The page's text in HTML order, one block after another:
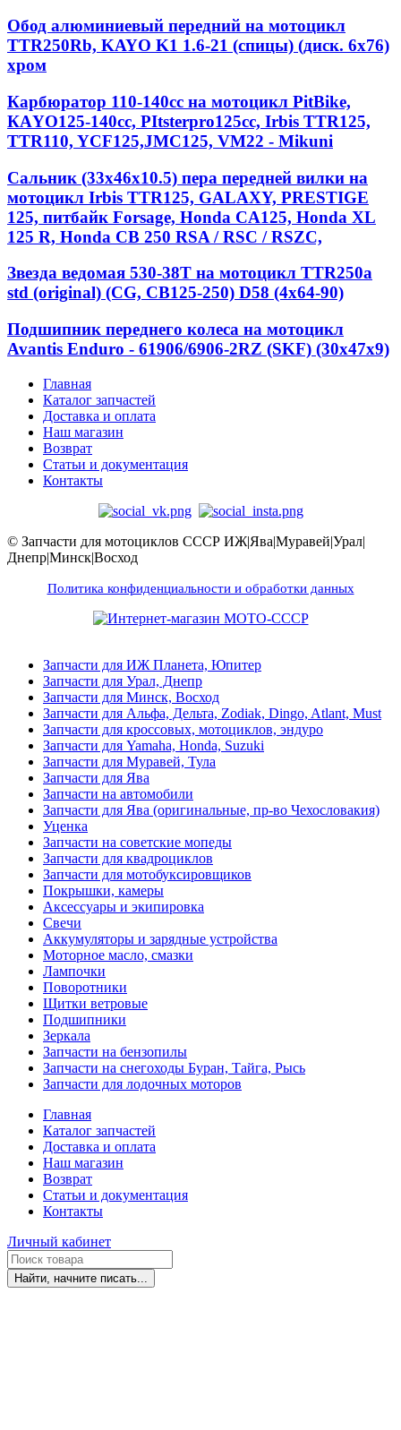
Обод алюминиевый передний на мотоцикл
TTR250Rb, KAYO K1 1.6-21 (спицы) (диск. 6x76)
хром
Карбюратор 110-140cc на мотоцикл PitBike,
КАYО125-140сс, РItstеrрrо125сс, Irbis TTR125,
TTR110, YCF125,JMC125, VM22 - Mikuni
Сальник (33х46х10.5) пера передней вилки на
мотоцикл Irbis TTR125, GALAXY, PRESTIGE
125, питбайк Forsage, Honda CA125, Honda XL
125 R, Honda CB 250 RSA / RSC / RSZC,
Звезда ведомая 530-38T на мотоцикл TTR250a
std (original) (CG, CB125-250) D58 (4x64-90)
Подшипник переднего колеса на мотоцикл
Avantis Enduro - 61906/6906-2RZ (SKF) (30x47x9)
Главная
Каталог запчастей
Доставка и оплата
Наш магазин
Возврат
Статьи и документация
Контакты
© Запчасти для мотоциклов СССР ИЖ|Ява|Муравей|Урал|
Днепр|Минск|Восход
Политика конфиденциальности и обработки данных
Запчасти для ИЖ Планета, Юпитер
Запчасти для Урал, Днепр
Запчасти для Минск, Восход
Запчасти для Альфа, Дельта, Zodiak, Dingo, Atlant, Must
Запчасти для кроссовых, мотоциклов, эндуро
Запчасти для Yamaha, Honda, Suzuki
Запчасти для Муравей, Тула
Запчасти для Ява
Запчасти на автомобили
Запчасти для Ява (оригинальные, пр-во Чехословакия)
Уценка
Запчасти на советские мопеды
Запчасти для квадроциклов
Запчасти для мотобуксировщиков
Покрышки, камеры
Аксессуары и экипировка
Свечи
Аккумуляторы и зарядные устройства
Моторное масло, смазки
Лампочки
Поворотники
Щитки ветровые
Подшипники
Зеркала
Запчасти на бензопилы
Запчасти на снегоходы Буран, Тайга, Рысь
Запчасти для лодочных моторов
Главная
Каталог запчастей
Доставка и оплата
Наш магазин
Возврат
Статьи и документация
Контакты
Личный кабинет
Найти, начните писать...